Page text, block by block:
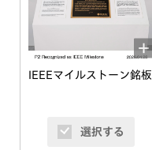
IEEEマイルストーン銘板
選択する